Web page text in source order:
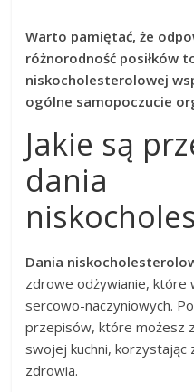
Warto pamiętać, że
różnorodność posiłków
niskocholesterolowej
ogólne samopoczucie
Jakie są
dania
Dania
zdrowe odżywianie, które
sercowo-naczyniowych.
przepisów, które możesz
swojej kuchni, korzystając
zdrowia.